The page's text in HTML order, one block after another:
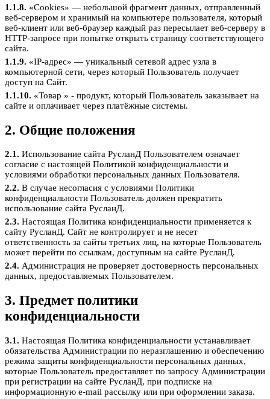
1.1.8. «Cookies» — небольшой фрагмент данных, отправленный
веб-сервером и хранимый на компьютере пользователя, который
веб-клиент или веб-браузер каждый раз пересылает веб-серверу в
HTTP-запросе при попытке открыть страницу соответствующего
сайта.
1.1.9. «IP-адрес» — уникальный сетевой адрес узла в
компьютерной сети, через который Пользователь получает
доступ на Сайт.
1.1.10. «Товар » - продукт, который Пользователь заказывает на
сайте и оплачивает через платёжные системы.
2. Общие положения
2.1. Использование сайта РусланД Пользователем означает
согласие с настоящей Политикой конфиденциальности и
условиями обработки персональных данных Пользователя.
2.2. В случае несогласия с условиями Политики
конфиденциальности Пользователь должен прекратить
использование сайта РусланД.
2.3. Настоящая Политика конфиденциальности применяется к
сайту РусланД. Сайт не контролирует и не несет
ответственность за сайты третьих лиц, на которые Пользователь
может перейти по ссылкам, доступным на сайте РусланД.
2.4. Администрация не проверяет достоверность персональных
данных, предоставляемых Пользователем.
3. Предмет политики
конфиденциальности
3.1. Настоящая Политика конфиденциальности устанавливает
обязательства Администрации по неразглашению и обеспечению
режима защиты конфиденциальности персональных данных,
которые Пользователь предоставляет по запросу Администрации
при регистрации на сайте РусланД, при подписке на
информационную e-mail рассылку или при оформлении заказа.